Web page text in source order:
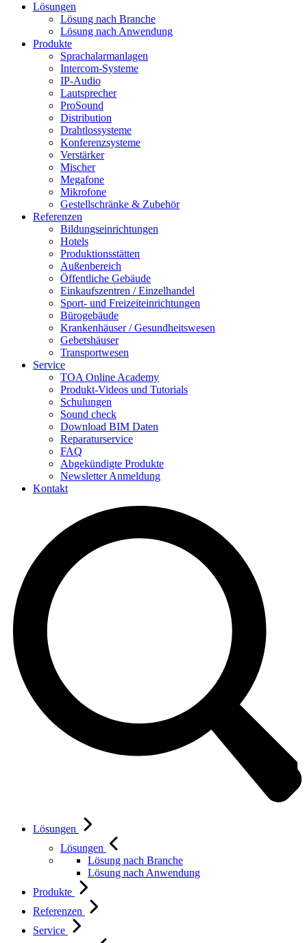
Lösungen
Lösung nach Branche
Lösung nach Anwendung
Produkte
Sprachalarmanlagen
Intercom-Systeme
IP-Audio
Lautsprecher
ProSound
Distribution
Drahtlossysteme
Konferenzsysteme
Verstärker
Mischer
Megafone
Mikrofone
Gestellschränke & Zubehör
Referenzen
Bildungseinrichtungen
Hotels
Produktionsstätten
Außenbereich
Öffentliche Gebäude
Einkaufszentren / Einzelhandel
Sport- und Freizeiteinrichtungen
Bürogebäude
Krankenhäuser / Gesundheitswesen
Gebetshäuser
Transportwesen
Service
TOA Online Academy
Produkt-Videos und Tutorials
Schulungen
Sound check
Download BIM Daten
Reparaturservice
FAQ
Abgekündigte Produkte
Newsletter Anmeldung
Kontakt
Lösungen
Lösungen
Lösung nach Branche
Lösung nach Anwendung
Produkte
Referenzen
Service